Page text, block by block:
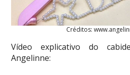
Créditos:
Vídeo explicativo do
Angelinne: